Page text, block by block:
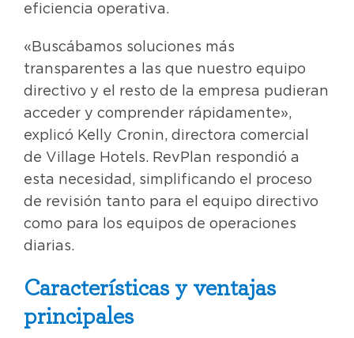
eficiencia operativa.
«Buscábamos soluciones más
transparentes a las que nuestro equipo
directivo y el resto de la empresa pudieran
acceder y comprender rápidamente»,
explicó Kelly Cronin, directora comercial
de Village Hotels. RevPlan respondió a
esta necesidad, simplificando el proceso
de revisión tanto para el equipo directivo
como para los equipos de operaciones
diarias.
Características y ventajas
principales